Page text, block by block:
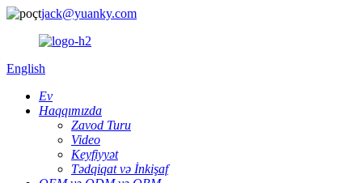
jack@yuanky.com
English
Ev
Haqqımızda
Zavod Turu
Video
Keyfiyyət
Tədqiqat və İnkişaf